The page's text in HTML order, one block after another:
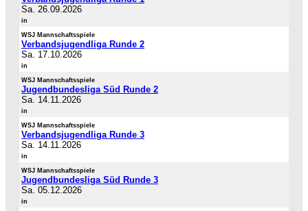
Sa. 26.09.2026
in
WSJ Mannschaftsspiele
Verbandsjugendliga Runde 2
Sa. 17.10.2026
in
WSJ Mannschaftsspiele
Jugendbundesliga Süd Runde 2
Sa. 14.11.2026
in
WSJ Mannschaftsspiele
Verbandsjugendliga Runde 3
Sa. 14.11.2026
in
WSJ Mannschaftsspiele
Jugendbundesliga Süd Runde 3
Sa. 05.12.2026
in